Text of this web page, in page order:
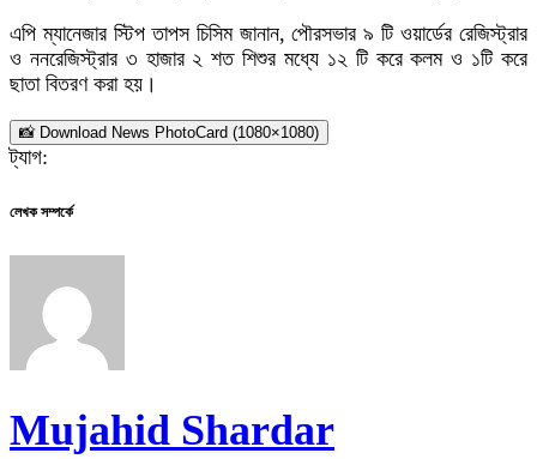
এপি ম্যানেজার স্টিপ তাপস চিসিম জানান, পৌরসভার ৯ টি ওয়ার্ডের রেজিস্ট্রার
ও ননরেজিস্ট্রার ৩ হাজার ২ শত শিশুর মধ্যে ১২ টি করে কলম ও ১টি করে
ছাতা বিতরণ করা হয়।
📸 Download News PhotoCard (1080×1080)
ট্যাগ:
লেখক সম্পর্কে
Mujahid Shardar